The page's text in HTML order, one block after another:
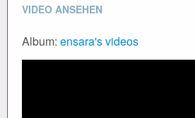
VIDEO ANSEHEN
Album: ensara's videos